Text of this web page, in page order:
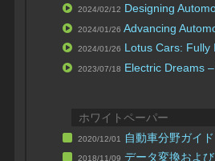
2024/02/12 Designing
2024/01/26 Advancing
2024/01/26 Lotus Cars:
2023/07/18 Electric Dreams
ホワイトペーパー
2020/12/01 自動車分野ガイ
2018/11/09 データ変換およ